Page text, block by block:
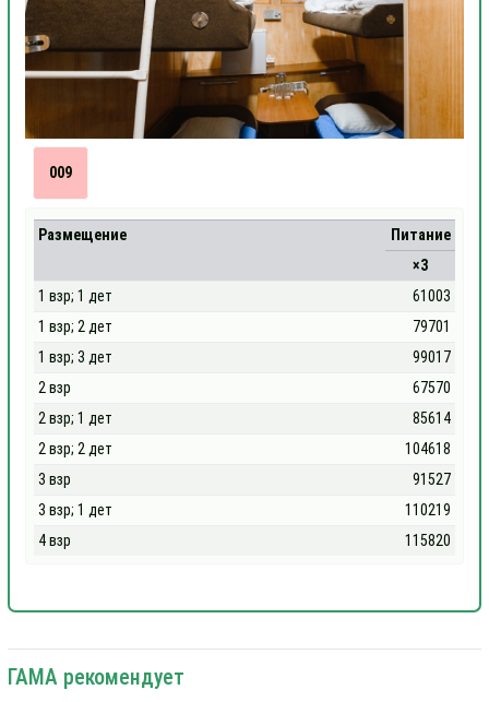
009
Размещение
Питание
×3
1 взр; 1 дет
61003
1 взр; 2 дет
79701
1 взр; 3 дет
99017
2 взр
67570
2 взр; 1 дет
85614
2 взр; 2 дет
104618
3 взр
91527
3 взр; 1 дет
110219
4 взр
115820
ГАМА рекомендует